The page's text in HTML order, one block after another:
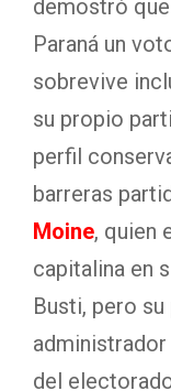
demostró
Paraná un
sobrevive
su propio
perfil
barreras
Moine, quien
capitalina en
Busti, pero
administrador
del